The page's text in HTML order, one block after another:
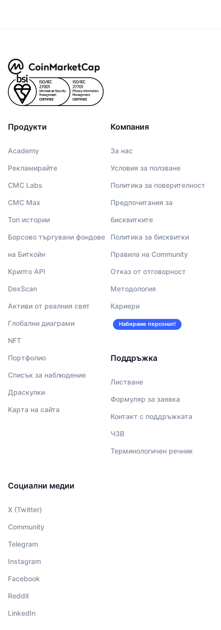
Продукти
Academy
Рекламирайте
CMC Labs
CMC Max
Топ истории
Борсово търгувани фондове
на Биткойн
Крипто API
DexScan
Активи от реалния свят
Глобални диаграми
NFT
Портфолио
Списък за наблюдение
Драскулки
Карта на сайта
Компания
За нас
Условия за ползване
Политика за поверителност
Предпочитания за
бисквитките
Политика за бисквитки
Правила на Community
Отказ от отговорност
Методология
Кариери
Набираме персонал!
Поддръжка
Листване
Формуляр за заявка
Контакт с поддръжката
ЧЗВ
Терминологичен речник
Социални медии
X (Twitter)
Community
Telegram
Instagram
Facebook
Reddit
LinkedIn